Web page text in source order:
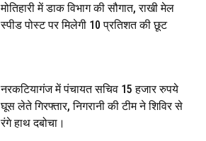
मोतिहारी में डाक विभाग की सौगात, राखी मेल
स्पीड पोस्ट पर मिलेगी 10 प्रतिशत की छूट
नरकटियागंज में पंचायत सचिव 15 हजार रुपये
घूस लेते गिरफ्तार, निगरानी की टीम ने शिविर से
रंगे हाथ दबोचा।